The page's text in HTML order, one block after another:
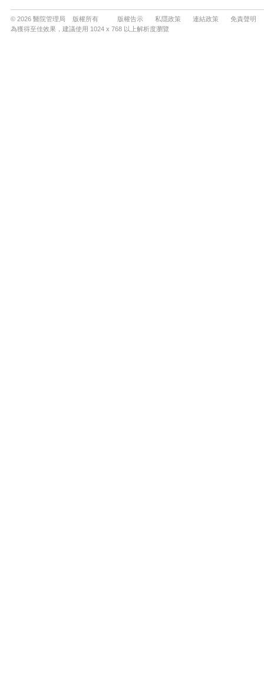
© 2026 醫院管理局 版權所有 版權告示 私隱政策 連結政策
免責聲明
為獲得至佳效果，建議使用 1024 x 768 以上解析度瀏覽